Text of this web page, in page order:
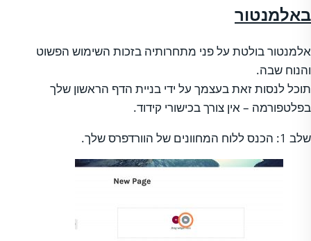
באלמנטור
אלמנטור בולטת על פני מתחרותיה בזכות השימוש הפשוט
והנוח שבה.
תוכל לנסות זאת בעצמך על ידי בניית הדף הראשון שלך
בפלטפורמה – אין צורך בכישורי קידוד.
שלב 1: הכנס ללוח המחוונים של הוורדפרס שלך.